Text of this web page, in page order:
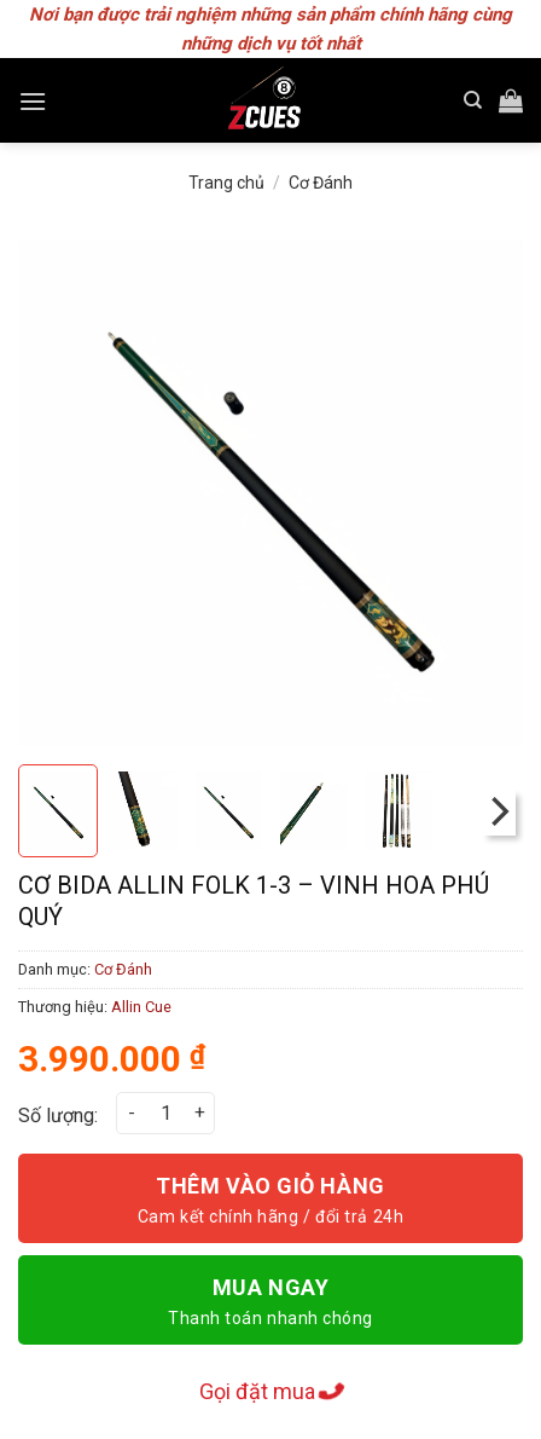
SkipNơi bạn được trải nghiệm những sản phẩm chính hãng cùng
những dịch vụ tốt nhất
Trang chủ / Cơ Đánh
CƠ BIDA ALLIN FOLK 1-3 – VINH HOA PHÚ
QUÝ
Danh mục: Cơ Đánh
Thương hiệu: Allin Cue
3.990.000 ₫
Số lượng: Cơ bida Allin Folk 1-3 - Vinh Hoa Phú Quý số lượng
THÊM VÀO GIỎ HÀNG
MUA NGAY
Thanh toán nhanh chóng
Gọi đặt mua